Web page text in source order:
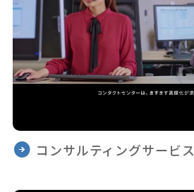
コンサルティングサービス